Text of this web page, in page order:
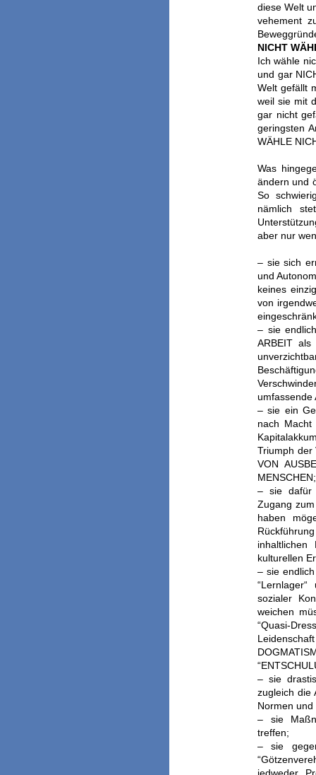
diese Welt
vehement
NICHT
Ich wähle
und gar
Welt gefällt
weil sie mit
gar nicht
geringsten
WÄHLE
Was
ändern und
So
nämlich
aber nur
– sie sich
und
keines
von
– sie
ARBEIT als
umfassende
– sie ein
nach
Triumph der
VON
MENSCHEN;
– sie dafür
Zugang
haben
inhaltlichen
kulturellen
– sie
sozialer
weichen
“Quasi-
– sie
zugleich die
Normen
– sie
treffen;
– sie